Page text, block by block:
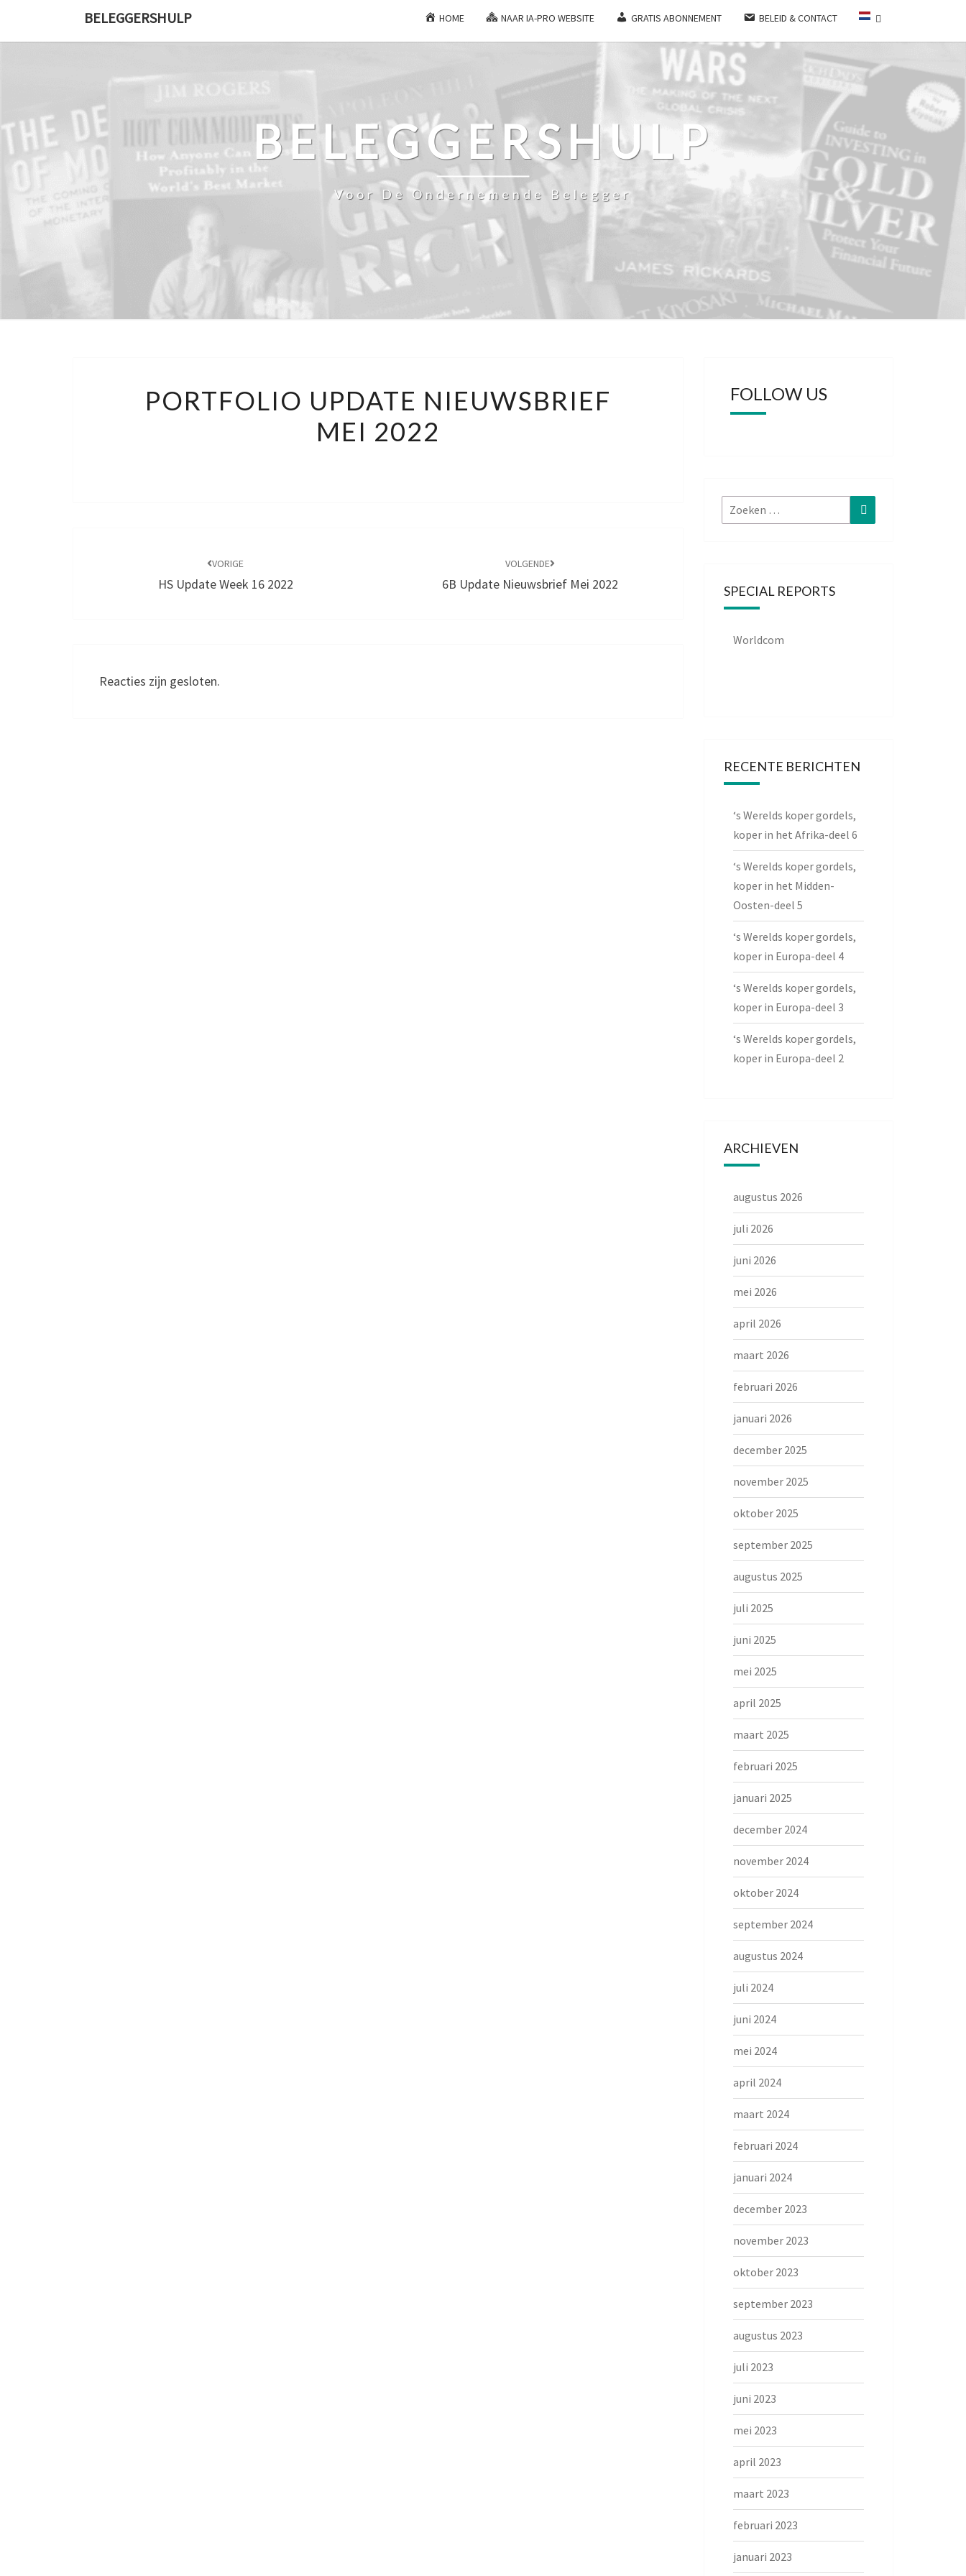
BELEGGERSHULP HOME NAAR IA-PRO WEBSITE GRATIS ABONNEMENT BELEID & CONTACT
BELEGGERSHULP
Voor De Ondernemende Belegger
UPDATE
NIEUWSBRIEF
MEI
PORTFOLIO UPDATE NIEUWSBRIEF
MEI 2022
VORIGE
HS Update Week 16 2022
VOLGENDE
6B Update Nieuwsbrief Mei 2022
Reacties zijn gesloten.
FOLLOW US
Zoeken
naar:
Zoeken
SPECIAL REPORTS
Worldcom
RECENTE BERICHTEN
‘s Werelds koper gordels,
koper in het Afrika-deel 6
‘s Werelds koper gordels,
koper in het Midden-
Oosten-deel 5
‘s Werelds koper gordels,
koper in Europa-deel 4
‘s Werelds koper gordels,
koper in Europa-deel 3
‘s Werelds koper gordels,
koper in Europa-deel 2
ARCHIEVEN
augustus 2026
juli 2026
juni 2026
mei 2026
april 2026
maart 2026
februari 2026
januari 2026
december 2025
november 2025
oktober 2025
september 2025
augustus 2025
juli 2025
juni 2025
mei 2025
april 2025
maart 2025
februari 2025
januari 2025
december 2024
november 2024
oktober 2024
september 2024
augustus 2024
juli 2024
juni 2024
mei 2024
april 2024
maart 2024
februari 2024
januari 2024
december 2023
november 2023
oktober 2023
september 2023
augustus 2023
juli 2023
juni 2023
mei 2023
april 2023
maart 2023
februari 2023
januari 2023